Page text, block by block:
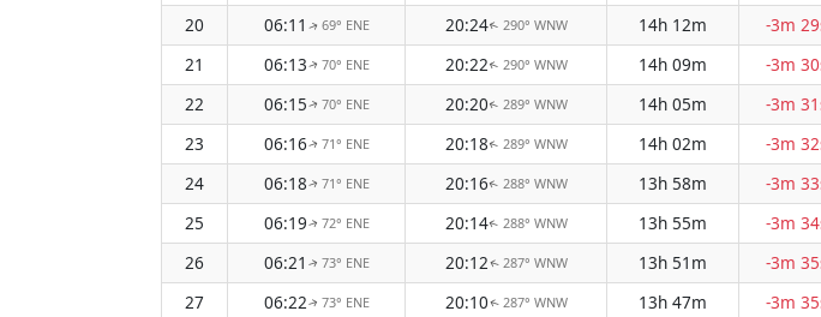
20
06:11 ↑ 69° ENE 20:24↑ 290° WNW 14h 12m -3m
21
06:13↑ 70° ENE 20:22↑ 290° WNW 14h 09m -3m
22
06:15↑ 70° ENE 20:20↑ 289° WNW 14h 05m -3m
23
06:16↑ 71° ENE 20:18↑ 289° WNW 14h 02m -3m
24
06:18↑ 71° ENE 20:16↑ 288° WNW 13h 58m -3m
25
06:19↑ 72° ENE 20:14↑ 288° WNW 13h 55m -3m
26
06:21 ↑ 73° ENE 20:12↑ 287° WNW 13h 51m -3m
27
06:22↑ 73° ENE 20:10↑ 287° WNW 13h 47m -3m